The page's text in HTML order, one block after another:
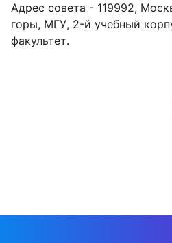
Адрес совета - 119992,
горы, МГУ, 2-й учебный
факультет.